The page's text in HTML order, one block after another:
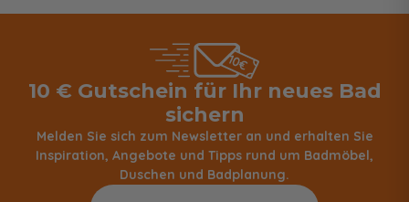
10 € Gutschein für Ihr neues Bad
sichern
Melden Sie sich zum Newsletter an und erhalten Sie
Inspiration, Angebote und Tipps rund um Badmöbel,
Duschen und Badplanung.